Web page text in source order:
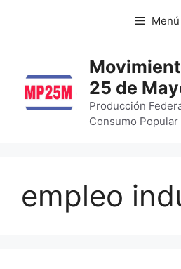
Menú
25 de
Producción
Consumo Popular
empleo